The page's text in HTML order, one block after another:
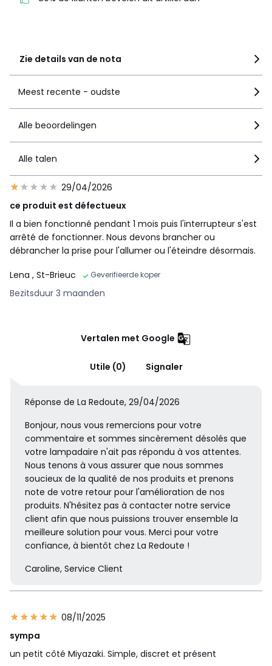
Zie details van de nota
Meest recente - oudste
Alle beoordelingen
Alle talen
29/04/2026
ce produit est défectueux
Il a bien fonctionné pendant 1 mois puis l'interrupteur s'est
arrêté de fonctionner. Nous devons brancher ou
débrancher la prise pour l'allumer ou l'éteindre désormais.
Lena , St-Brieuc Geverifieerde koper
Bezitsduur 3 maanden
Vertalen met Google
Utile (0) Signaler
Réponse de La Redoute, 29/04/2026
Bonjour, nous vous remercions pour votre
commentaire et sommes sincèrement désolés que
votre lampadaire n'ait pas répondu à vos attentes.
Nous tenons à vous assurer que nous sommes
soucieux de la qualité de nos produits et prenons
note de votre retour pour l'amélioration de nos
produits. N'hésitez pas à contacter notre service
client afin que nous puissions trouver ensemble la
meilleure solution pour vous. Merci pour votre
confiance, à bientôt chez La Redoute !
Caroline, Service Client
08/11/2025
sympa
un petit côté Miyazaki. Simple, discret et présent